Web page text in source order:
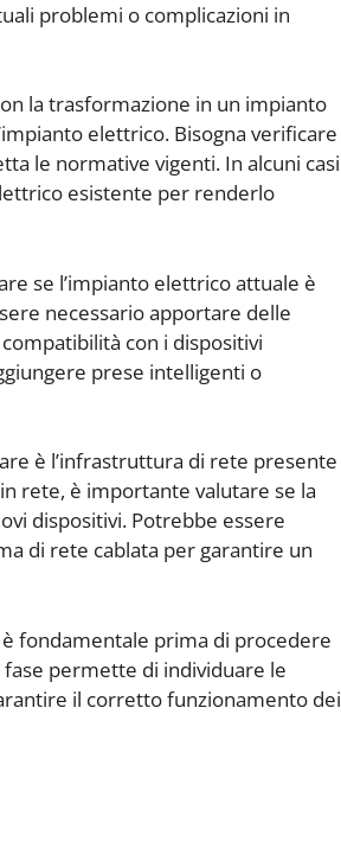
problemi o complicazioni in
la trasformazione in un impianto
elettrico. Bisogna verificare
le normative vigenti. In alcuni casi
esistente per renderlo
se l’impianto elettrico attuale è
necessario apportare delle
con i dispositivi
prese intelligenti o
è l’infrastruttura di rete presente
rete, è importante valutare se la
dispositivi. Potrebbe essere
di rete cablata per garantire un
fondamentale prima di procedere
permette di individuare le
il corretto funzionamento dei